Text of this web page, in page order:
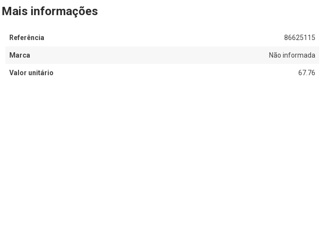
Mais informações
Referência 86625115
Marca Não informada
Valor unitário 67.76